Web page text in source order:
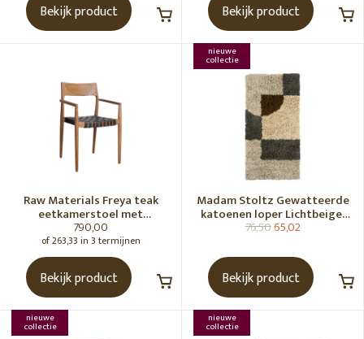
Bekijk product Bekijk product
Raw Materials Freya teak
eetkamerstoel met
armleuning - Zwart (set of 2)
790,00
of 263,33 in 3 termijnen
Bekijk product
nieuwe
collectie
Madam Stoltz Gewatteerde
katoenen loper Lichtbeige,
gebroken wit, grijs, groen
76,5065,02
Bekijk product
nieuwe
collectie
nieuwe
collectie